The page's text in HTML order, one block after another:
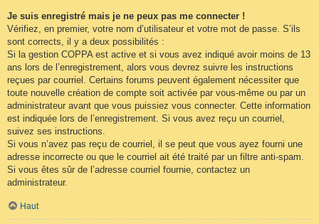
Je suis enregistré mais je ne peux pas me connecter !
Vérifiez, en premier, votre nom d’utilisateur et votre mot de passe. S’ils
sont corrects, il y a deux possibilités :
Si la gestion COPPA est active et si vous avez indiqué avoir moins de 13
ans lors de l’enregistrement, alors vous devrez suivre les instructions
reçues par courriel. Certains forums peuvent également nécessiter que
toute nouvelle création de compte soit activée par vous-même ou par un
administrateur avant que vous puissiez vous connecter. Cette information
est indiquée lors de l’enregistrement. Si vous avez reçu un courriel,
suivez ses instructions.
Si vous n’avez pas reçu de courriel, il se peut que vous ayez fourni une
adresse incorrecte ou que le courriel ait été traité par un filtre anti-spam.
Si vous êtes sûr de l’adresse courriel fournie, contactez un
administrateur.
Haut